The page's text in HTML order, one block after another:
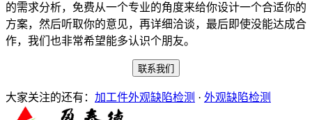
的需求分析，免费从一个专业的角度来给你设计一个合适你的
方案，然后听取你的意见，再详细洽谈，最后即使没能达成合
作，我们也非常希望能多认识个朋友。
联系我们
大家关注的还有： 加工件外观缺陷检测 · 外观缺陷检测